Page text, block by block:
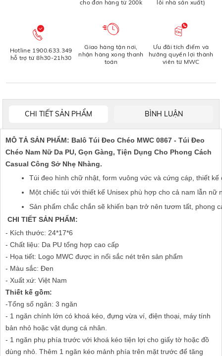
cho đơn hàng từ 200k lỗi nhà sản xuất)
Hotline 1900.633.349
hỗ trợ từ 8h30-21h30
Giao hàng tận nơi,
nhận hàng xong thanh
toán
Ưu đãi tích điểm và
hưởng quyền lợi thành
viên từ MWC
CHI TIẾT SẢN PHẨM BÌNH LUẬN
MÔ TẢ SẢN PHẨM: Balô Túi Đeo Chéo MWC 0867 - Túi Đeo
Chéo Nam Nữ Da PU, Gọn Gàng, Tiện Dụng Cho Phong Cách
Casual Công Sở Nhẹ Nhàng.
Túi đeo hình chữ nhật, form vuông vức và cứng cáp, thiết
Một chiếc túi với thiết kế Unisex phù hợp cho cả nam lẫn
Sản phẩm chắc chắn sẽ khiến bạn trở nên tươm tất, phong
CHI TIẾT SẢN PHẨM:
- Kích thước: 24*17*6
- Chất liệu: Da PU tổng hợp cao cấp
- Họa tiết: Logo MWC được in nổi sắc nét trên sản phẩm
- Màu sắc: Đen
- Xuất xứ: Việt Nam
Thiết kế gồm:
-Tổng số ngăn: 3 ngăn
- 1 ngăn chính lớn có khoá kéo, đựng vừa ví, điện thoại, máy tính
bản nhỏ hoặc vật dụng cá nhân.
- 1 ngăn phụ phía trước với khoá kéo tiện lợi cho giấy tờ hoặc đồ
dùng nhỏ. Thêm 1 ngăn kéo mảnh phía trên mặt trước để tăng